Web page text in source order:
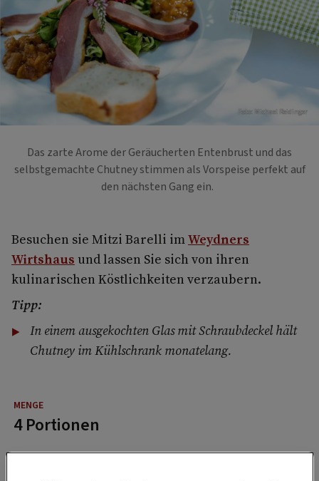
Foto: Michael Reidinger
Das zarte Arome der Geräucherten Entenbrust und das
selbstgemachte Chutney stimmen als Vorspeise perfekt auf
den nächsten Gang ein.
Besuchen sie Mitzi Barelli imWeydners
Wirtshaus und lassen Sie sich von ihren
kulinarischen Köstlichkeiten verzaubern.
Tipp:
In einem ausgekochten Glas mit Schraubdeckel hält
Chutney im Kühlschrank monatelang.
4 Portionen